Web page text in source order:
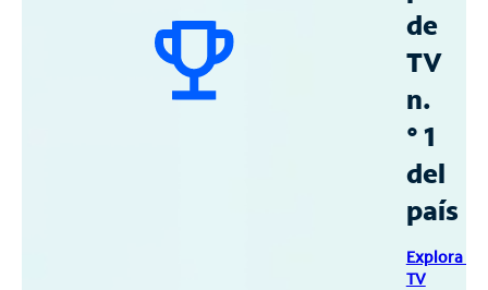
de
TV
n.
° 1
del
país
Explora
TV